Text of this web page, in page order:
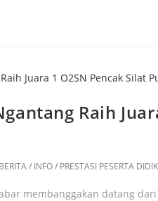
Raih
BERITA/ INFO/ PRESTASI PESERTA DIDIK
membanggakan datang